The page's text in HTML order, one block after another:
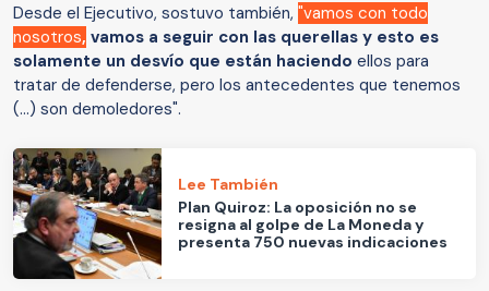
Desde el Ejecutivo, sostuvo también, "vamos con todo
nosotros, vamos a seguir con las querellas y esto es
solamente un desvío que están haciendo ellos para
tratar de defenderse, pero los antecedentes que tenemos
(...) son demoledores".
Lee También
Plan Quiroz: La oposición no se
resigna al golpe de La Moneda y
presenta 750 nuevas indicaciones